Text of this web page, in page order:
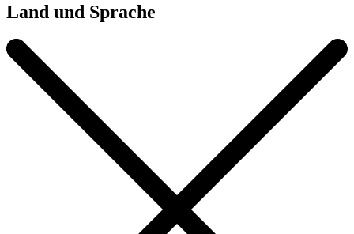
Land und Sprache